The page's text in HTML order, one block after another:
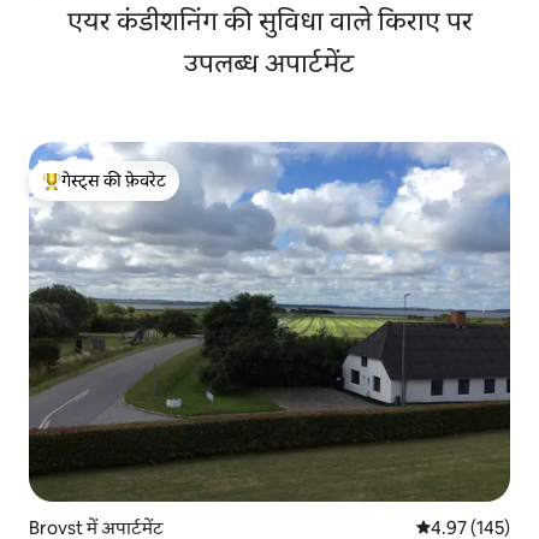
एयर कंडीशनिंग की सुविधा वाले किराए पर
उपलब्ध अपार्टमेंट
गेस्ट्स का टॉप फ़ेवरेट
गेस्ट्स की फ़ेवरेट
Brovst में अपार्टमेंट औसत रेटिंग 5 में से
4.97 (145)